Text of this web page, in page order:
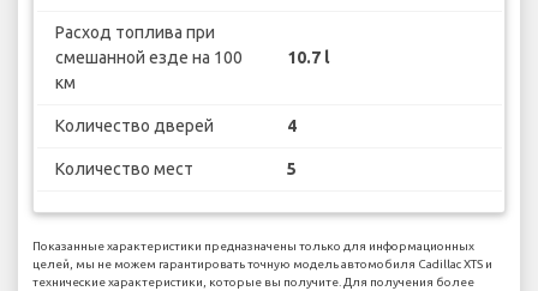
Расход топлива при
смешанной езде на 100
км
10.7 l
Количество дверей 4
Количество мест 5
Показанные характеристики предназначены только для информационных
целей, мы не можем гарантировать точную модель автомобиля Cadillac XTS и
технические характеристики, которые вы получите. Для получения более